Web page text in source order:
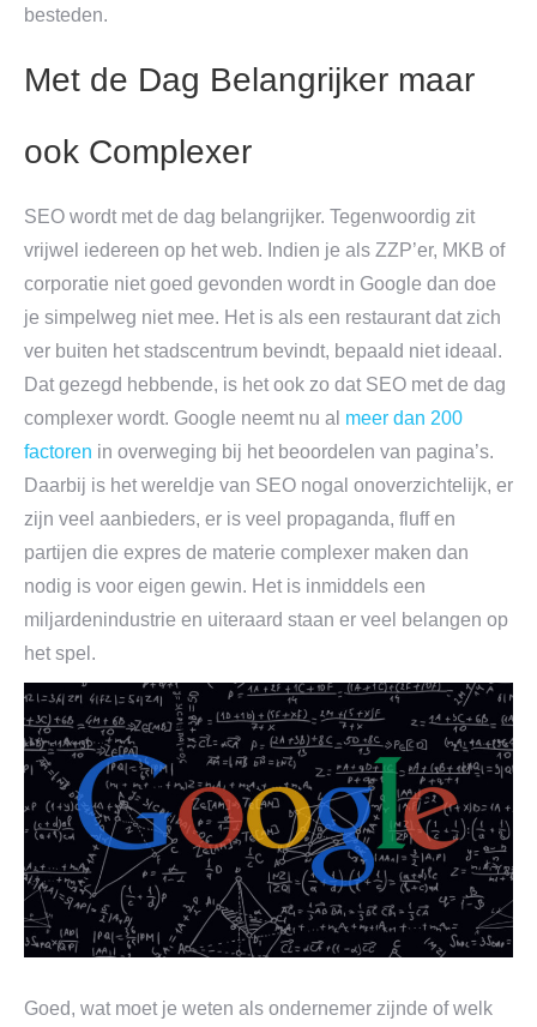
besteden.
Met de Dag Belangrijker maar
ook Complexer
SEO wordt met de dag belangrijker. Tegenwoordig zit
vrijwel iedereen op het web. Indien je als ZZP’er, MKB of
corporatie niet goed gevonden wordt in Google dan doe
je simpelweg niet mee. Het is als een restaurant dat zich
ver buiten het stadscentrum bevindt, bepaald niet ideaal.
Dat gezegd hebbende, is het ook zo dat SEO met de dag
complexer wordt. Google neemt nu al meer dan 200
factoren in overweging bij het beoordelen van pagina’s.
Daarbij is het wereldje van SEO nogal onoverzichtelijk, er
zijn veel aanbieders, er is veel propaganda, fluff en
partijen die expres de materie complexer maken dan
nodig is voor eigen gewin. Het is inmiddels een
miljardenindustrie en uiteraard staan er veel belangen op
het spel.
Goed, wat moet je weten als ondernemer zijnde of welk